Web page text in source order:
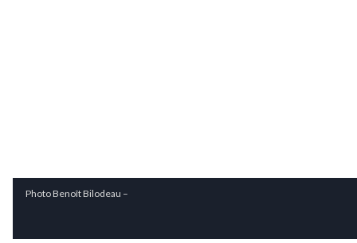
Photo Benoît Bilodeau –